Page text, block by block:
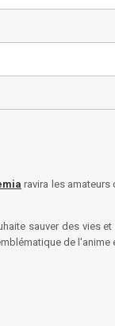
ravira les
sauver des vies
de